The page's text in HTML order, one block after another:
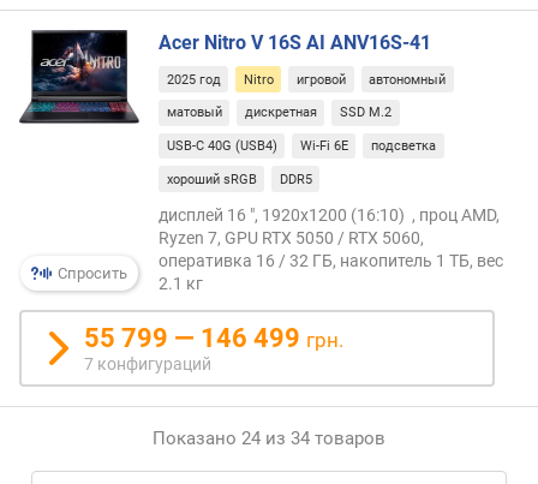
р
к
о
с
т
н
и
т
)
к
т
Спросить
Acer Nitro V 16S AI ANV16S-41
2025 год Nitro игровой автономный
матовый дискретная SSD M.2
USB-C 40G (USB4) Wi-Fi 6E подсветка
хороший sRGB DDR5
дисплей 16 ", 1920x1200 (16:10) , проц AMD,
Ryzen 7, GPU RTX 5050 / RTX 5060,
оперативка 16 / 32 ГБ, накопитель 1 ТБ, вес
2.1 кг
55 799 — 146 499 грн.
7 конфигураций
Показано 24 из 34 товаров